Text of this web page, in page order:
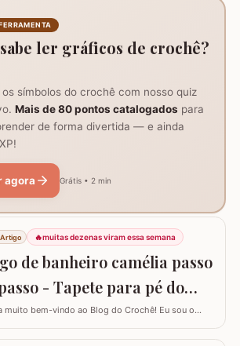
manual, seja em colchas, caminhos de
ou tapetes. Vamos aprender com…
ler gráficos de crochê?
os símbolos do crochê com nosso quiz
Mais de 80 pontos catalogados para
de forma divertida — e ainda
agora Grátis • 2 min
Artigo 🔥muitas dezenas viram essa semana
de banheiro camélia passo
- Tapete para pé do
muito bem-vindo ao Blog do Crochê! Eu sou o
camélia para o pé do vaso sanitário. Este passo